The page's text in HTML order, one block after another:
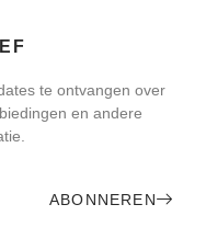
te ontvangen over
en andere
ABONNEREN